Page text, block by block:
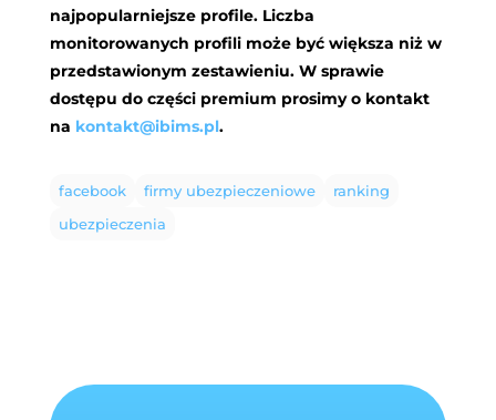
najpopularniejsze profile. Liczba
monitorowanych profili może być większa niż w
przedstawionym zestawieniu. W sprawie
dostępu do części premium prosimy o kontakt
na kontakt@ibims.pl.
facebook firmy ubezpieczeniowe
ranking
ubezpieczenia